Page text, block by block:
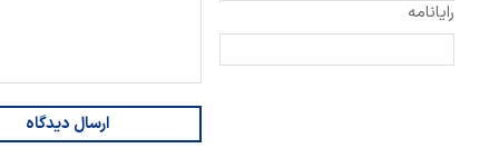
رایانامه
ارسال دیدگاه